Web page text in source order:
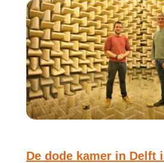
De dode kamer in Delft